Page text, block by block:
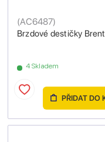
Brzdové destičky
(AC6487)
4 Skladem
PŘIDAT DO